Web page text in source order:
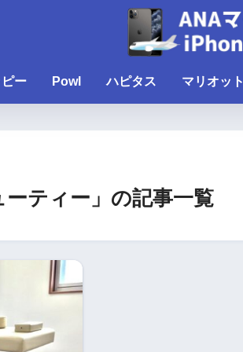
ー Powl ハピタス マリオット
ーティー」の記事一覧